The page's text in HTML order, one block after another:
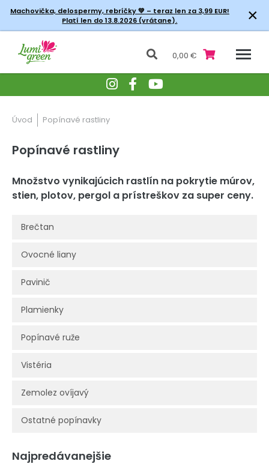
Machovička, delospermy, rebríčky💚 – teraz len za 3,99 EUR!
Platí len do 13.8.2026 (vrátane).
×
0,00 €
Úvod Popínavé rastliny
Popínavé rastliny
Množstvo vynikajúcich rastlín na pokrytie múrov,
stien, plotov, pergol a prístreškov za super ceny.
Brečtan
Ovocné liany
Pavinič
Plamienky
Popínavé ruže
Vistéria
Zemolez ovíjavý
Ostatné popínavky
Najpredávanejšie